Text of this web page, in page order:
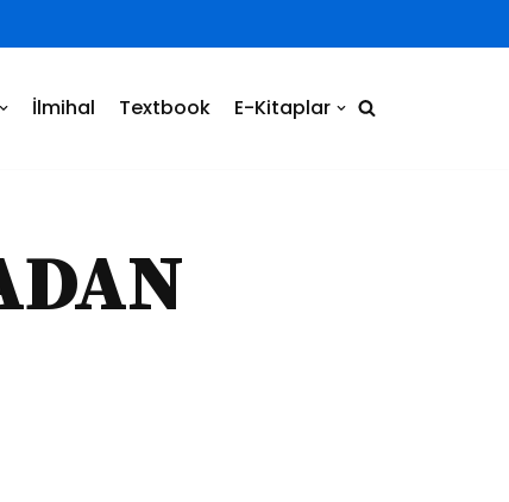
İlmihal Textbook E-Kitaplar